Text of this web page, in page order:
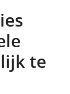
te